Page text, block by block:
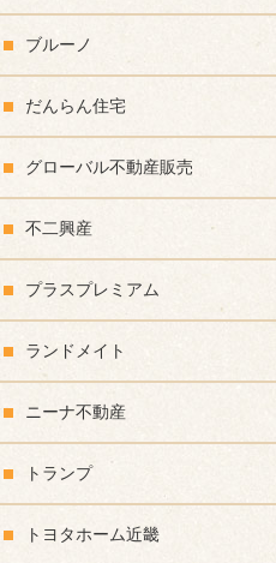
ブルーノ
だんらん住宅
グローバル不動産販売
不二興産
プラスプレミアム
ランドメイト
ニーナ不動産
トランプ
トヨタホーム近畿